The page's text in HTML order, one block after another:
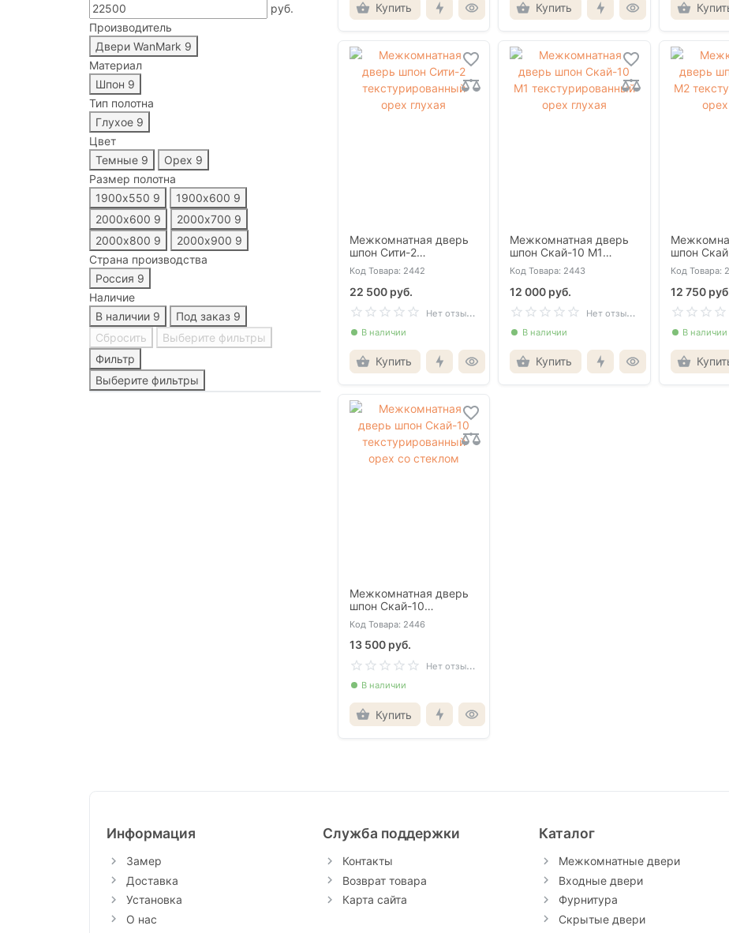
руб.
Производитель
Двери WanMark 9
Материал
Шпон 9
Тип полотна
Глухое 9
Цвет
Темные 9 Орех 9
Размер полотна
1900х550 9 1900х600 9
2000х600 9 2000х700 9
2000х800 9 2000х900 9
Страна производства
Россия 9
Наличие
В наличии 9 Под заказ 9
Сбросить
Выберите фильтры
Фильтр
Выберите фильтры
Купить Купить
Межкомнатная дверь
шпон Сити-2
текстурированный
орех глухая
Код Товара: 2442
22 500 руб.
Н
ет отзывов
В наличии
Купить
Межкомнатная дверь
шпон Скай-10 М1
текстурированный
орех глухая
Код Товара: 2443
12 000 руб.
Н
ет отзывов
В наличии
Купить
шпон
орех
Код Товара:
12 750
В наличии
Межкомнатная дверь
шпон Скай-10
текстурированный
орех со стеклом
Код Товара: 2446
13 500 руб.
Н
ет отзывов
В наличии
Купить
Информация
Замер
Доставка
Установка
О нас
Служба поддержки
Контакты
Возврат товара
Карта сайта
Каталог
Межкомнатные двери
Входные двери
Фурнитура
Скрытые двери